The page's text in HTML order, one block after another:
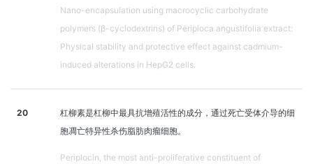
Nano-encapsulation using macrocyclic carbohydrate
polymers (β-cyclodextrins) of Periploca angustifolia extract:
Physical stability and protective effect against cadmium-
induced alterations in HepG2 cells.
20
杠柳素是杠柳中最具抗增殖活性的成分，通过死亡受体介导的细
胞凋亡特异性杀伤脂肪肉瘤细胞。
Periplocin, the most anti-proliferative constituent of